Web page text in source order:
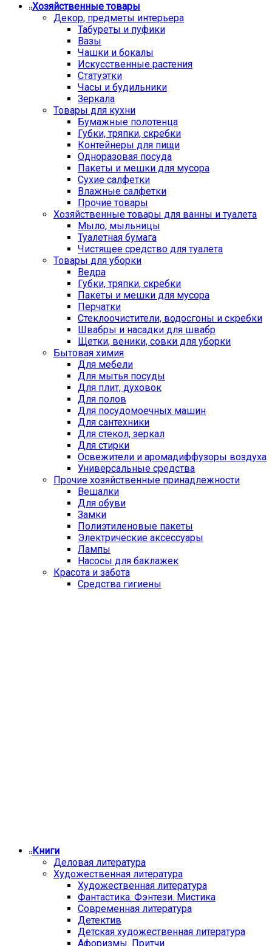
Хозяйственные товары
Декор, предметы интерьера
Табуреты и пуфики
Вазы
Чашки и бокалы
Искусственные растения
Статуэтки
Часы и будильники
Зеркала
Товары для кухни
Бумажные полотенца
Губки, тряпки, скребки
Контейнеры для пищи
Одноразовая посуда
Пакеты и мешки для мусора
Сухие салфетки
Влажные салфетки
Прочие товары
Хозяйственные товары для ванны и туалета
Мыло, мыльницы
Туалетная бумага
Чистящее средство для туалета
Товары для уборки
Ведра
Губки, тряпки, скребки
Пакеты и мешки для мусора
Перчатки
Стеклоочистители, водосгоны и скребки
Швабры и насадки для швабр
Щетки, веники, совки для уборки
Бытовая химия
Для мебели
Для мытья посуды
Для плит, духовок
Для полов
Для посудомоечных машин
Для сантехники
Для стекол, зеркал
Для стирки
Освежители и аромадиффузоры воздуха
Универсальные средства
Прочие хозяйственные принадлежности
Вешалки
Для обуви
Замки
Полиэтиленовые пакеты
Электрические аксессуары
Лампы
Насосы для баклажек
Красота и забота
Средства гигиены
Книги
Деловая литература
Художественная литература
Художественная литература
Фантастика. Фэнтези. Мистика
Современная литература
Детектив
Детская художественная литература
Афоризмы. Притчи